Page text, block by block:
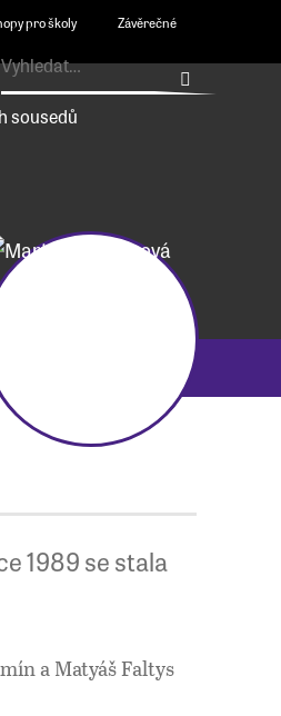
pro školy
Závěrečné
sousedů
1989 se stala
a Matyáš Faltys